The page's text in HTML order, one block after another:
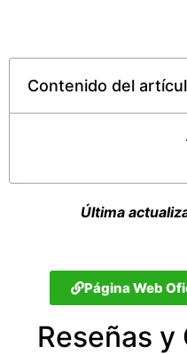
Contenido del
Última
Página Web
Reseñas